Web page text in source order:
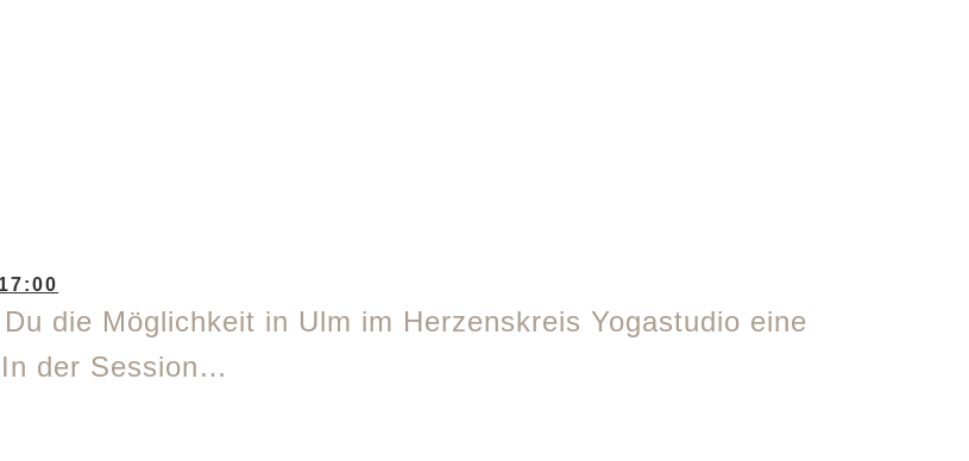
die Möglichkeit in Ulm im Herzenskreis Yogastudio eine
der Session…